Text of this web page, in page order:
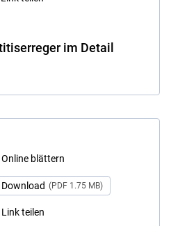
im Detail
Online blättern
Download (PDF 1.75 MB)
Link teilen